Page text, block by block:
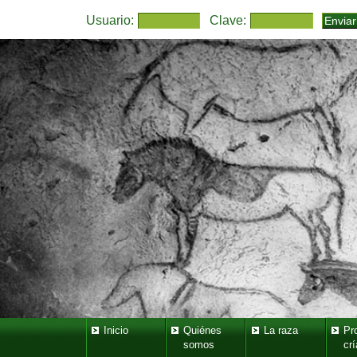
Usuario: Clave:
Inicio
Quiénes
somos
La raza